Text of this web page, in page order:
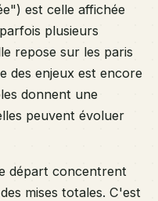
est celle affichée
plusieurs
repose sur les paris
des enjeux est encore
donnent une
peuvent évoluer
départ concentrent
mises totales. C'est